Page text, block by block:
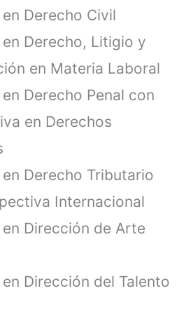
Derecho Civil
Derecho, Litigio y
en Materia Laboral
Derecho Penal con
en Derechos
Derecho Tributario
Internacional
Dirección de Arte
Dirección del Talento